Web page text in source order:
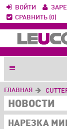
ВОЙТИ
СРАВНИТЬ (0)
ГЛАВНАЯ
НОВОСТИ
НАРЕЗКА